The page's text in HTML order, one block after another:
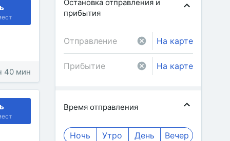
40 мин
Остановка отправления и
прибытия
На карте
На карте
Время отправления
Ночь Утро День Вечер